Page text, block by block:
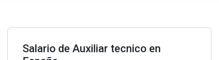
Salario de Auxiliar tecnico en